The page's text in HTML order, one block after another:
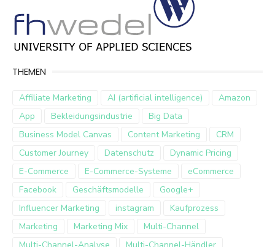
THEMEN
Affiliate Marketing AI (artificial intelligence)
Amazon
App
Bekleidungsindustrie
Big Data
Business Model Canvas
Content Marketing
CRM
Customer Journey
Datenschutz
Dynamic Pricing
E-Commerce
E-Commerce-Systeme
eCommerce
Facebook
Geschäftsmodelle
Google+
Influencer Marketing
instagram
Kaufprozess
Marketing
Marketing Mix
Multi-Channel